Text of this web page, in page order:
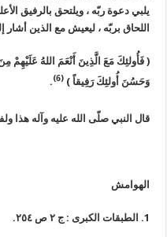
يلبي دعوة ربّه ، ويلتحق بالرفيق
اللحاق بربّه ، ليعيش مع الذين أشار
( فَأُولئِكَ مَعَ الَّذِينَ أَنْعَمَ اللهُ عَلَيْهِمْ
وَحَسُنَ أُولئِكَ رَفِيقاً )(6)
.
قال النبي صلّى الله عليه وآله هذا
الهوامش
1. الطبقات الكبرى : ج ٢ ص ٢٥٤.